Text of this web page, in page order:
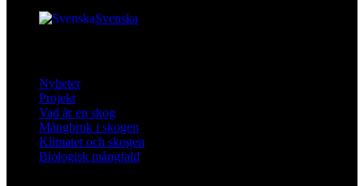
Svenska
Nyheter
Projekt
Vad är en skog
Mångbruk i skogen
Klimatet och skogen
Biologisk mångfald